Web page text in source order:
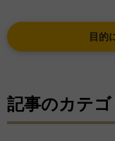
目的
記事のカテ